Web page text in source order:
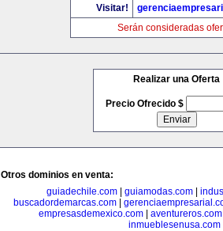
Visitar!
Serán consideradas
Realizar una Oferta
Precio Ofrecido $
Otros dominios en venta:
guiadechile.com
guiamodas.com
buscadordemarcas.com|
empresasdemexico.com| aventureros.com
inmueblesenusa.com